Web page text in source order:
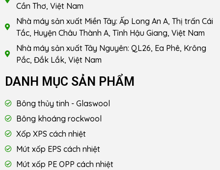
Cần Thơ, Việt Nam
Nhà máy sản xuất Miền Tây: Ấp Long An A, Thị trấn Cái
Tắc, Huyện Châu Thành A, Tỉnh Hậu Giang, Việt Nam
Nhà máy sản xuất Tây Nguyên: QL26, Ea Phê, Krông
Pắc, Đắk Lắk, Việt Nam
DANH MỤC SẢN PHẨM
Bông thủy tinh - Glaswool
Bông khoáng rockwool
Xốp XPS cách nhiệt
Mút xốp EPS cách nhiệt
Mút xốp PE OPP cách nhiệt